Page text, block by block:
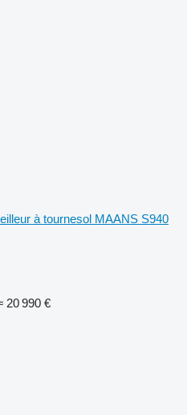
à tournesol МААNS S940
20 990 €